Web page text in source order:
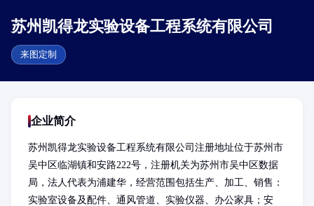
苏州凯得龙实验设备工程系统有限公司
来图定制
企业简介
苏州凯得龙实验设备工程系统有限公司注册地址位于苏州市
吴中区临湖镇和安路222号，注册机关为苏州市吴中区数据
局，法人代表为浦建华，经营范围包括生产、加工、销售：
实验室设备及配件、通风管道、实验仪器、办公家具；安